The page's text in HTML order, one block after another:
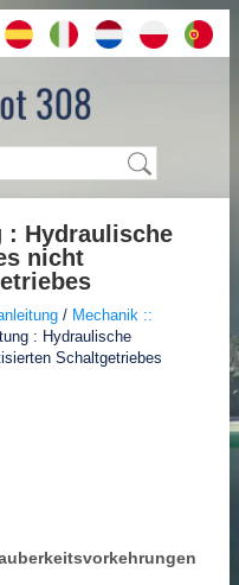
: Hydraulische
nicht
/ Mechanik ::
: Hydraulische
Schaltgetriebes